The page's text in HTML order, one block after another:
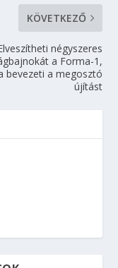
KÖVETKEZŐ
négyszeres
a Forma-1,
bevezeti a megosztó
újítást